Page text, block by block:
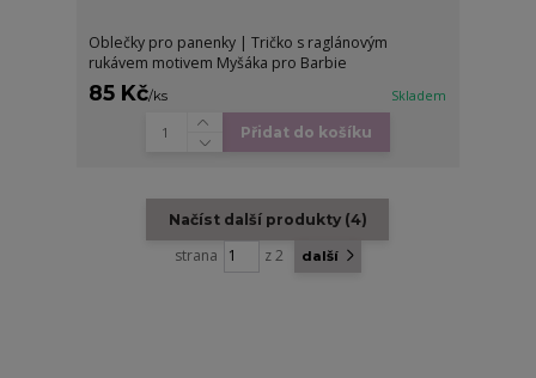
Oblečky pro panenky | Tričko s raglánovým
rukávem motivem Myšáka pro Barbie
85 Kč/ks Skladem
Přidat do košíku
Načíst další produkty (4)
strana z 2 další